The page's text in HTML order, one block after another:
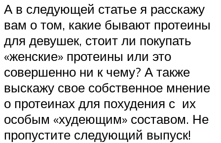
А в следующей статье я расскажу
вам о том, какие бывают протеины
для девушек, стоит ли покупать
«женские» протеины или это
совершенно ни к чему? А также
выскажу свое собственное мнение
о протеинах для похудения с их
особым «худеющим» составом. Не
пропустите следующий выпуск!